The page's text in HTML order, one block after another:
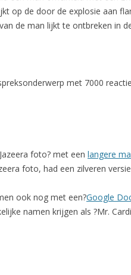
op de door de explosie aan
de man lijkt te ontbreken in
met 7000
foto? met een langere
foto, had een zilveren
ook nog met een?Google
namen krijgen als ?Mr.